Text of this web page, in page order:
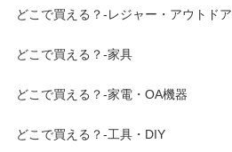
どこで買える？-レジャー・アウトドア
どこで買える？-家具
どこで買える？-家電・OA機器
どこで買える？-工具・DIY